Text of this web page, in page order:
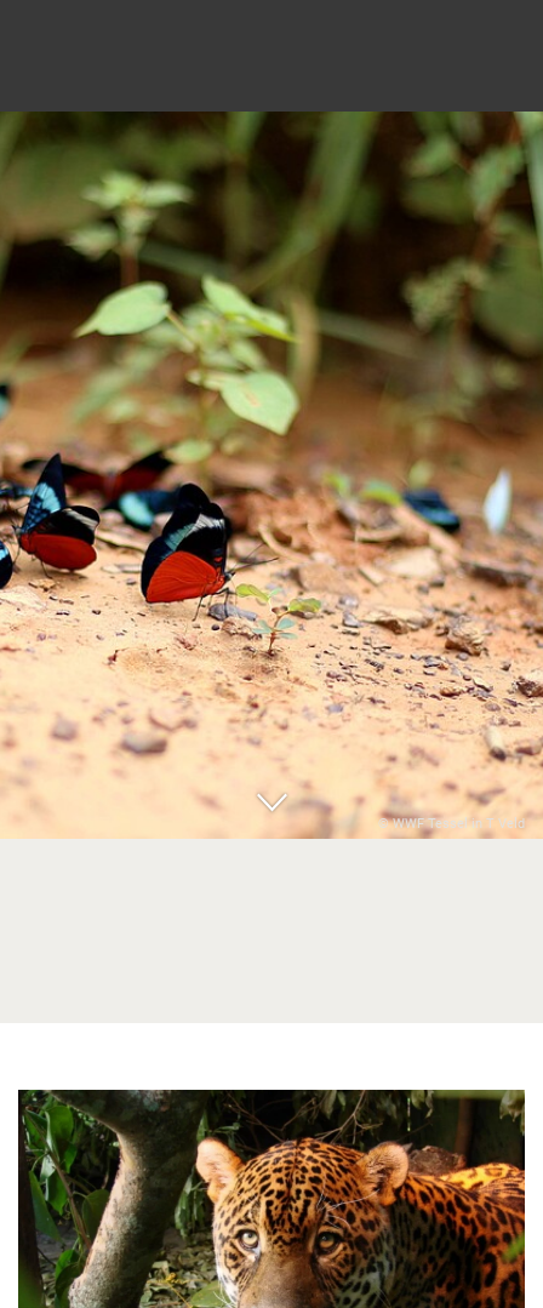
© WWF Tessel in T Veld